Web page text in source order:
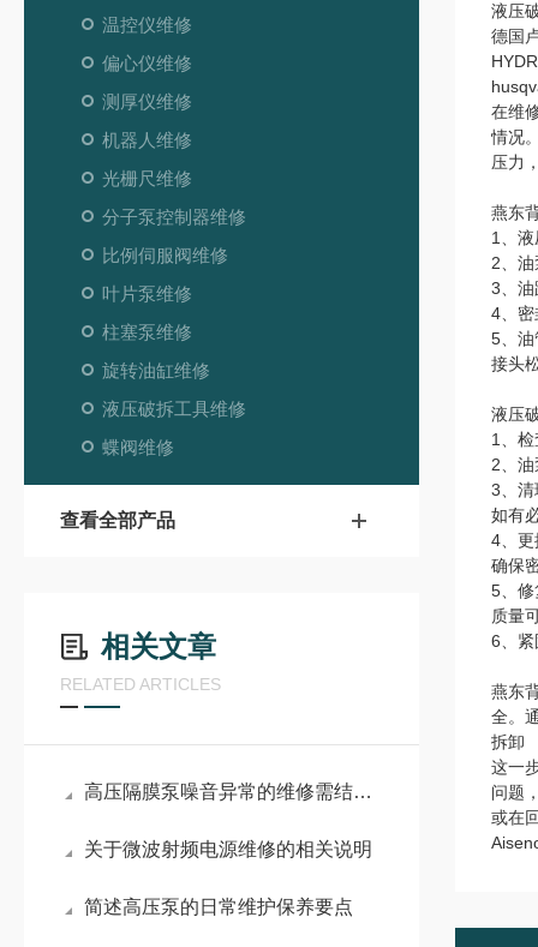
温控仪维修
偏心仪维修
测厚仪维修
机器人维修
光栅尺维修
分子泵控制器维修
比例伺服阀维修
叶片泵维修
柱塞泵维修
旋转油缸维修
液压破拆工具维修
蝶阀维修
查看全部产品
相关文章
RELATED ARTICLES
高压隔膜泵噪音异常的维修需结合其工作原理和常见故障点进行系统排查
关于微波射频电源维修的相关说明
简述高压泵的日常维护保养要点
液压
德国
在维
情况
压力
燕东
1、
2、
3、油
4、密
5、油
接头
液压
1、
2、
3、清
如有
4、更
确保
5、修
质量
6、紧
燕东
全。
拆卸
这一
问题
或在